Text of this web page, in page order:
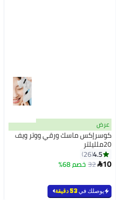
عرض
كوسرإكس ماسك ورقي ووتر ويف
20ملليلتر
4.5
26
10
32 خصم 68%
يوصلك في53 دقيقة